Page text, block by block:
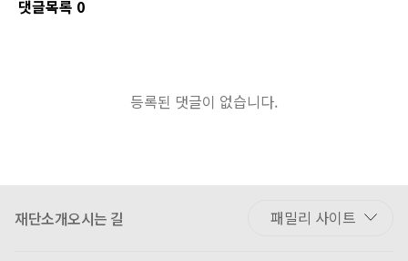
댓글목록 0
등록된 댓글이 없습니다.
재단소개오시는 길